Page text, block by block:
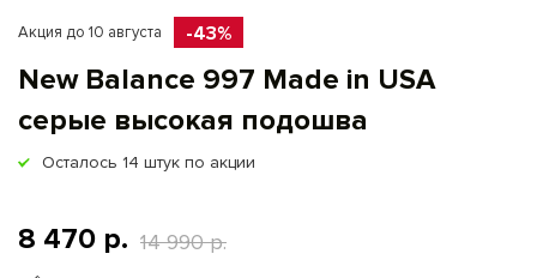
Акция до 10 августа -43%
New Balance 997 Made in USA
серые высокая подошва
Осталось 14 штук по акции
8 470 р. 14 990 р.